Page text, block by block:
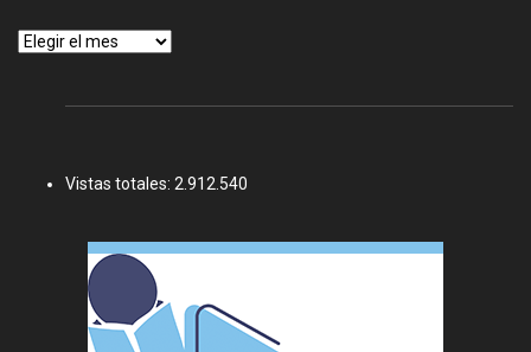
Archivos
Vistas totales: 2.912.540